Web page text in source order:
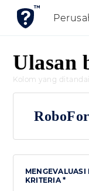
Ulasan
Kolom yang
KRITERIA *